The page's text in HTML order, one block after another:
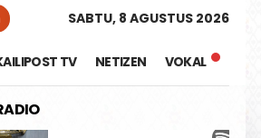
SABTU, 8 AGUSTUS 2026
TV NETIZEN VOKAL